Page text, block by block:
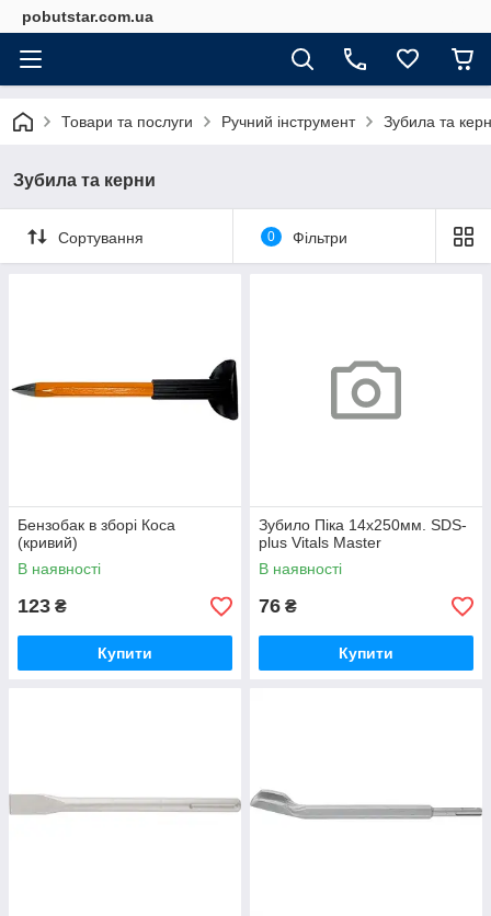
pobutstar.com.ua
Товари та послуги Ручний інструмент Зубила та
Зубила та керни
Сортування 0 Фільтри
Бензобак в зборі Коса
(кривий)
В наявності
123 ₴
Купити
Зубило Піка 14х250мм. SDS-
plus Vitals Master
В наявності
76 ₴
Купити